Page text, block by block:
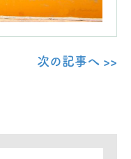
次の記事へ >>